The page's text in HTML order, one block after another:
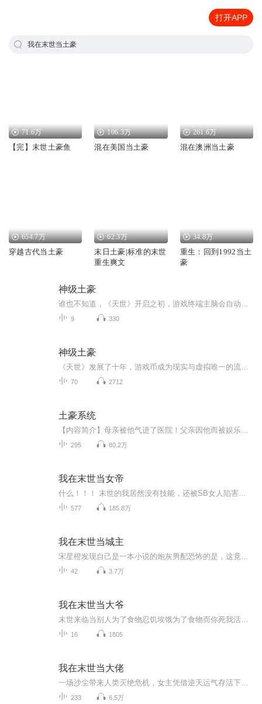
打开APP
我在末世当土豪
71.6万
【完】末世土豪鱼
106.3万
混在美国当土豪
261.6万
混在澳洲当土豪
654.7万
穿越古代当土豪
62.3万
末日土豪|标准的末世
重生爽文
34.8万
重生：回到1992当土
豪
神级土豪
9 330
神级土豪
70 2712
土豪系统
295 80.2万
我在末世当女帝
577 185.8万
我在末世当城主
42 3.7万
我在末世当大爷
16 1805
我在末世当大佬
233 6.5万